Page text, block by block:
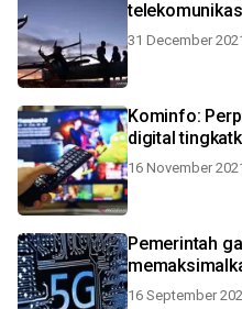
31 December
Kominfo:
digital
16 November
Pemerintah
16 September